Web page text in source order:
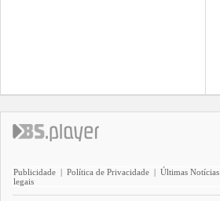
Publicidade | Política de Privacidade | Últimas Notícias
legais